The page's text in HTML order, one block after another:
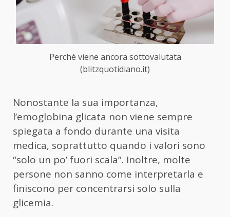
Perché viene ancora sottovalutata
(blitzquotidiano.it)
Nonostante la sua importanza,
l’emoglobina glicata non viene sempre
spiegata a fondo durante una visita
medica, soprattutto quando i valori sono
“solo un po’ fuori scala”. Inoltre, molte
persone non sanno come interpretarla e
finiscono per concentrarsi solo sulla
glicemia.